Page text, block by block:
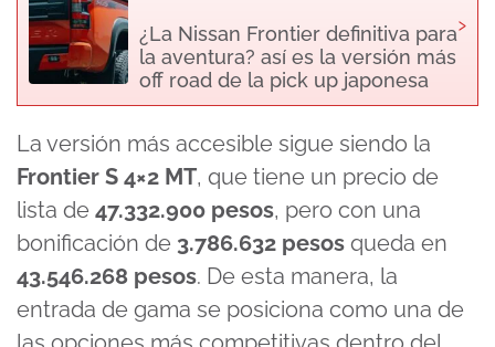
¿La Nissan Frontier definitiva para
la aventura? así es la versión más
off road de la pick up japonesa
›
La versión más accesible sigue siendo la
Frontier S 4×2 MT, que tiene un precio de
lista de 47.332.900 pesos, pero con una
bonificación de 3.786.632 pesos queda en
43.546.268 pesos. De esta manera, la
entrada de gama se posiciona como una de